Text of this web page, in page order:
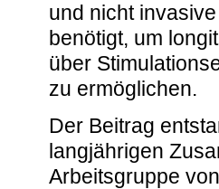
und nicht
benötigt, um
über
zu ermöglichen.
Der Beitrag
langjährigen
Arbeitsgruppe